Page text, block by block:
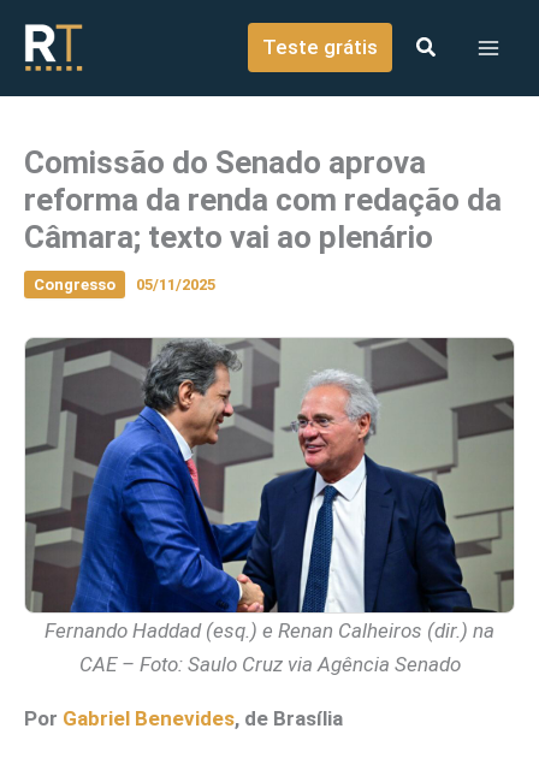
conteúdo
Teste grátis
Comissão do Senado aprova
reforma da renda com redação da
Câmara; texto vai ao plenário
Congresso 05/11/2025
Fernando Haddad (esq.) e Renan Calheiros (dir.) na
CAE – Foto: Saulo Cruz via Agência Senado
Por Gabriel Benevides, de Brasília